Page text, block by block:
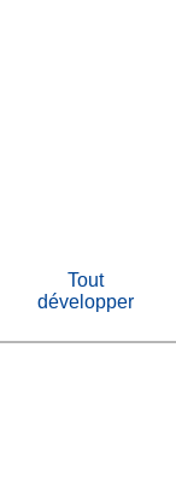
Tout
développer